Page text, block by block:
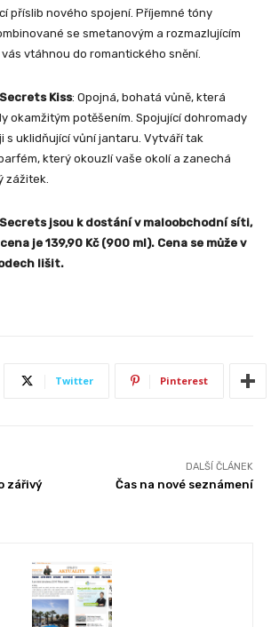
příslib nového spojení. Příjemné tóny
se smetanovým a rozmazlujícím
vtáhnou do romantického snění.
Kiss: Opojná, bohatá vůně, která
okamžitým potěšením. Spojující dohromady
s uklidňující vůní jantaru. Vytváří tak
který okouzlí vaše okolí a zanechá
zážitek.
jsou k dostání v maloobchodní síti,
je 139,90 Kč (900 ml). Cena se může v
lišit.
Twitter Pinterest
zářivý
DALŠÍ ČLÁNEK
Čas na nové seznámení